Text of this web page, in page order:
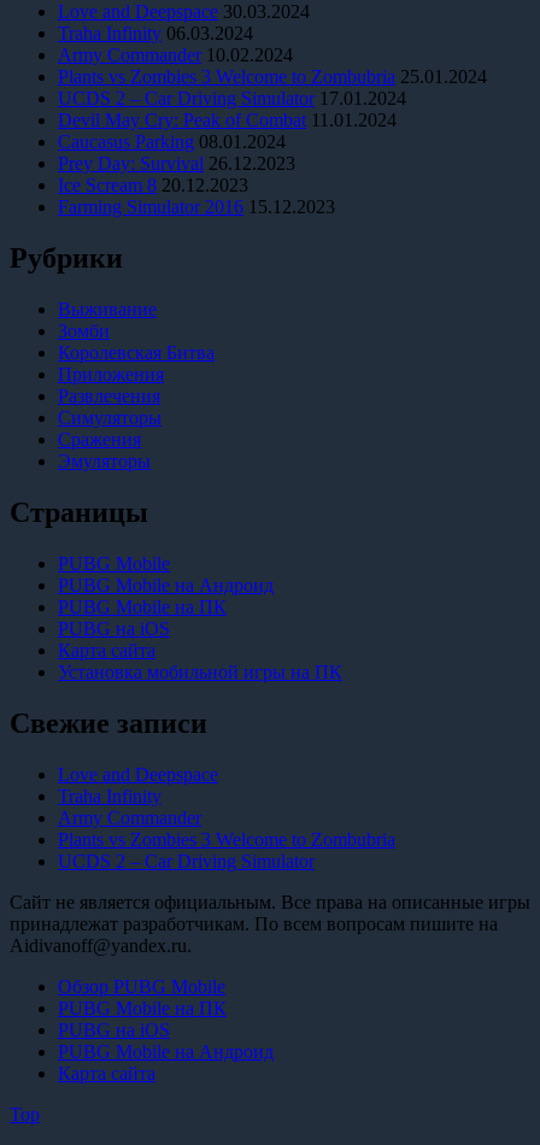
Love and Deepspace 30.03.2024
Traha Infinity 06.03.2024
Army Commander 10.02.2024
Plants vs Zombies 3 Welcome to Zombubria 25.01.2024
UCDS 2 – Car Driving Simulator 17.01.2024
Devil May Cry: Peak of Combat 11.01.2024
Caucasus Parking 08.01.2024
Prey Day: Survival 26.12.2023
Ice Scream 8 20.12.2023
Farming Simulator 2016 15.12.2023
Рубрики
Выживание
Зомби
Королевская Битва
Приложения
Развлечения
Симуляторы
Сражения
Эмуляторы
Страницы
PUBG Mobile
PUBG Mobile на Андроид
PUBG Mobile на ПК
PUBG на iOS
Карта сайта
Установка мобильной игры на ПК
Свежие записи
Love and Deepspace
Traha Infinity
Army Commander
Plants vs Zombies 3 Welcome to Zombubria
UCDS 2 – Car Driving Simulator
Сайт не является официальным. Все права на описанные игры
принадлежат разработчикам. По всем вопросам пишите на
Aidivanoff@yandex.ru.
Обзор PUBG Mobile
PUBG Mobile на ПК
PUBG на iOS
PUBG Mobile на Андроид
Карта сайта
Top